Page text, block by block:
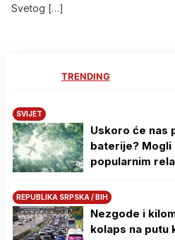
Svetog […]
TRENDING
SVIJET
Uskoro će nas
baterije? Mogli
popularnim
REPUBLIKA SRPSKA / BIH
Nezgode i
kolaps na putu